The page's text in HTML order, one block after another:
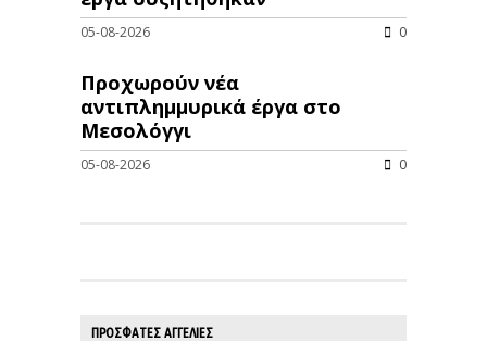
05-08-2026 0
Προχωρούν νέα
αντιπλημμυρικά έργα στο
Μεσολόγγι
05-08-2026 0
ΠΡΟΣΦΑΤΕΣ ΑΓΓΕΛΙΕΣ